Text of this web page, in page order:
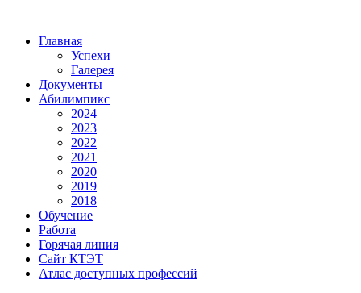
Главная
Успехи
Галерея
Документы
Абилимпикс
2024
2023
2022
2021
2020
2019
2018
Обучение
Работа
Горячая линия
Сайт КТЭТ
Атлас доступных профессий